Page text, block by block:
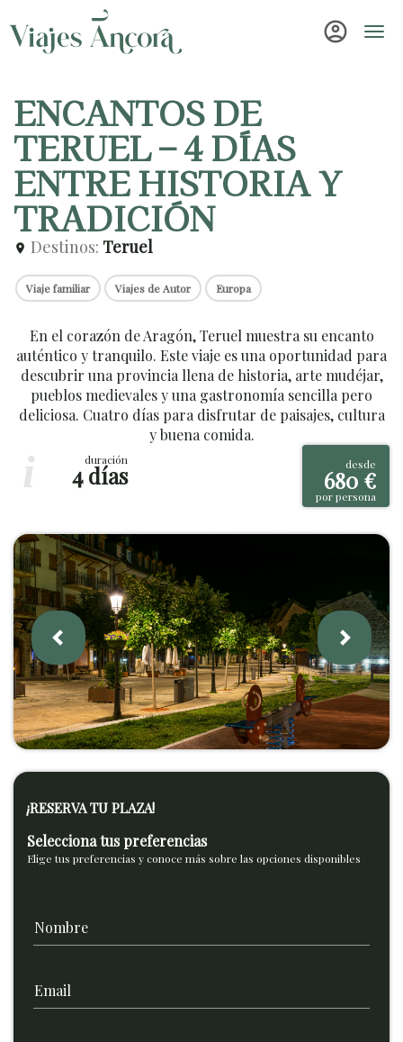
account_circle
ENCANTOS DE
TERUEL – 4 DÍAS
ENTRE HISTORIA Y
TRADICIÓN
location_on Destinos: Teruel
Viaje familiar Viajes de Autor Europa
En el corazón de Aragón, Teruel muestra su encanto
auténtico y tranquilo. Este viaje es una oportunidad para
descubrir una provincia llena de historia, arte mudéjar,
pueblos medievales y una gastronomía sencilla pero
deliciosa. Cuatro días para disfrutar de paisajes, cultura
y buena comida.
i duración
4 días desde
680 €
por persona
¡RESERVA TU PLAZA!
Selecciona tus preferencias
Elige tus preferencias y conoce más sobre las opciones disponibles
Nombre
Email